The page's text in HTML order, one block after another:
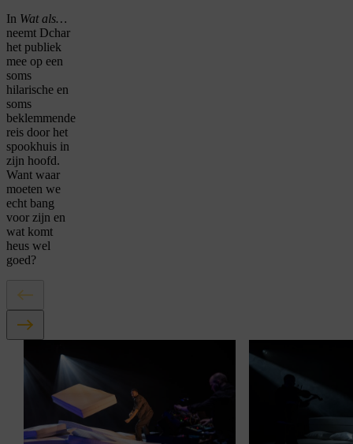
In Wat als…
neemt Dchar
het publiek
mee op een
soms
hilarische en
soms
beklemmende
reis door het
spookhuis in
zijn hoofd.
Want waar
moeten we
echt bang
voor zijn en
wat komt
heus wel
goed?